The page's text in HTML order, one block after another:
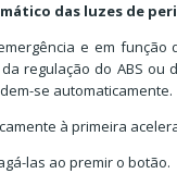
das luzes de
e em função
regulação do ABS ou
se automaticamente.
à primeira
las ao premir o botão.